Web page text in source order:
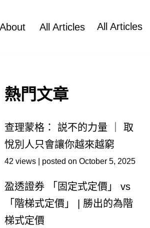
About All Articles All Articles
熱門文章
查理蒙格： 説不的力量 ｜ 取
悅別人只會讓你越來越窮
42 views posted on October 5, 2025
盈透證券 「固定式定價」 vs
「階梯式定價」 | 勝出的為階
梯式定價